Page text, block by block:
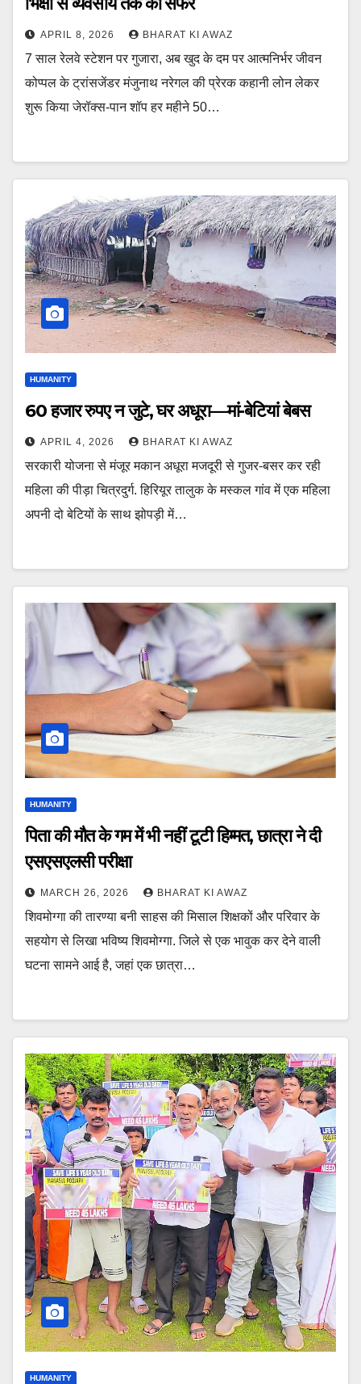
APRIL 8, 2026 BHARAT KI AWAZ
7 साल रेलवे स्टेशन पर गुजारा, अब खुद के दम पर आत्मनिर्भर जीवन
कोप्पल के ट्रांसजेंडर मंजुनाथ नरेगल की प्रेरक कहानी लोन लेकर
शुरू किया जेरॉक्स-पान शॉप हर महीने 50…
HUMANITY
60 हजार रुपए न जुटे, घर अधूरा—मां-बेटियां बेबस
APRIL 4, 2026 BHARAT KI AWAZ
सरकारी योजना से मंजूर मकान अधूरा मजदूरी से गुजर-बसर कर रही
महिला की पीड़ा चित्रदुर्ग. हिरियूर तालुक के मस्कल गांव में एक महिला
अपनी दो बेटियों के साथ झोपड़ी में…
HUMANITY
पिता की मौत के गम में भी नहीं टूटी हिम्मत, छात्रा ने दी
एसएसएलसी परीक्षा
MARCH 26, 2026 BHARAT KI AWAZ
शिवमोग्गा की तारण्या बनी साहस की मिसाल शिक्षकों और परिवार के
सहयोग से लिखा भविष्य शिवमोग्गा. जिले से एक भावुक कर देने वाली
घटना सामने आई है, जहां एक छात्रा…
HUMANITY